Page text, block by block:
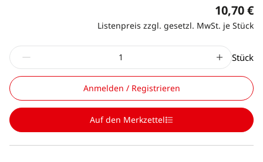
10,70 €
Listenpreis zzgl. gesetzl. MwSt. je Stück
Stück
Anmelden / Registrieren
Auf den Merkzettel